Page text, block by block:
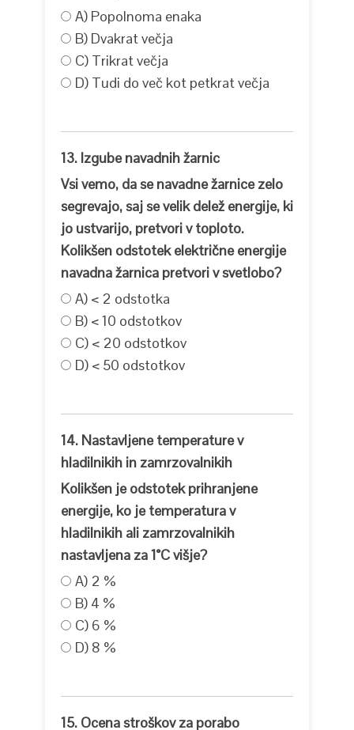
A) Popolnoma enaka
B) Dvakrat večja
C) Trikrat večja
D) Tudi do več kot petkrat večja
13. Izgube navadnih žarnic
Vsi vemo, da se navadne žarnice zelo
segrevajo, saj se velik delež energije, ki
jo ustvarijo, pretvori v toploto.
Kolikšen odstotek električne energije
navadna žarnica pretvori v svetlobo?
A) < 2 odstotka
B) < 10 odstotkov
C) < 20 odstotkov
D) < 50 odstotkov
14. Nastavljene temperature v
hladilnikih in zamrzovalnikih
Kolikšen je odstotek prihranjene
energije, ko je temperatura v
hladilnikih ali zamrzovalnikih
nastavljena za 1°C višje?
A) 2 %
B) 4 %
C) 6 %
D) 8 %
15. Ocena stroškov za porabo